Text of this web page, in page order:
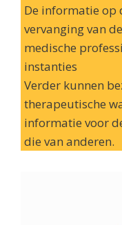
De informatie op
vervanging van
medische
instanties
Verder kunnen
therapeutische
informatie voor
die van anderen.